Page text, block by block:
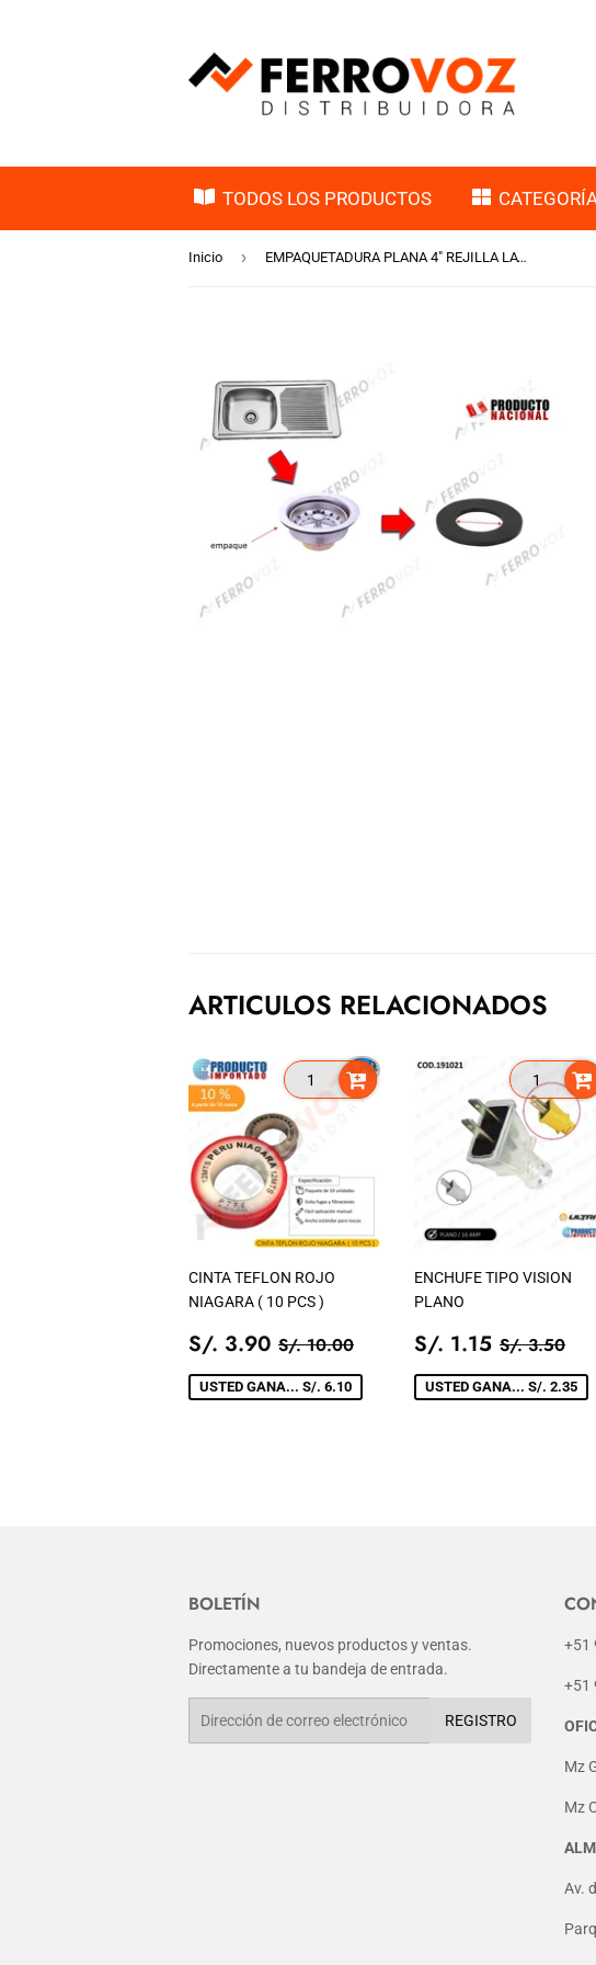
TODOS LOS PRODUCTOS
Inicio › EMPAQUETADURA PLANA 4" REJILLA LAVATORIO METAL (5PCS)
ARTICULOS RELACIONADOS
CINTA TEFLON ROJO
NIAGARA ( 10 PCS )
PRECIO
DE
VENTA
S/. 3.90 S/.
3.90
PRECIO TIENDA
S/. 10.00 S/. 10.00
USTED GANA... S/. 6.10
ENCHUFE TIPO VISION
PLANO
PRECIO
DE
VENTA
S/. 1.15 S/.
1.15
PRECIO
S/. 3.50
USTED GANA... S/. 2.35
BOLETÍN
Promociones, nuevos productos y ventas.
Directamente a tu bandeja de entrada.
Correo
REGISTRO
+51
+51
Mz
Mz
Av.